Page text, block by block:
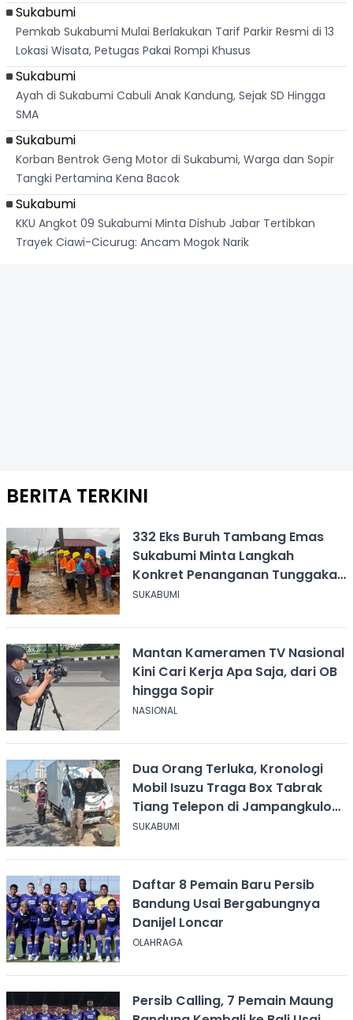
Sukabumi
Pemkab Sukabumi Mulai Berlakukan Tarif Parkir Resmi di 13
Lokasi Wisata, Petugas Pakai Rompi Khusus
Sukabumi
Ayah di Sukabumi Cabuli Anak Kandung, Sejak SD Hingga
SMA
Sukabumi
Korban Bentrok Geng Motor di Sukabumi, Warga dan Sopir
Tangki Pertamina Kena Bacok
Sukabumi
KKU Angkot 09 Sukabumi Minta Dishub Jabar Tertibkan
Trayek Ciawi-Cicurug: Ancam Mogok Narik
BERITA TERKINI
332 Eks Buruh Tambang Emas
Sukabumi Minta Langkah
Konkret Penanganan Tunggakan
Gaji Rp8,4 Miliar
SUKABUMI
Mantan Kameramen TV Nasional
Kini Cari Kerja Apa Saja, dari OB
hingga Sopir
NASIONAL
Dua Orang Terluka, Kronologi
Mobil Isuzu Traga Box Tabrak
Tiang Telepon di Jampangkulon
Sukabumi
SUKABUMI
Daftar 8 Pemain Baru Persib
Bandung Usai Bergabungnya
Danijel Loncar
OLAHRAGA
Persib Calling, 7 Pemain Maung